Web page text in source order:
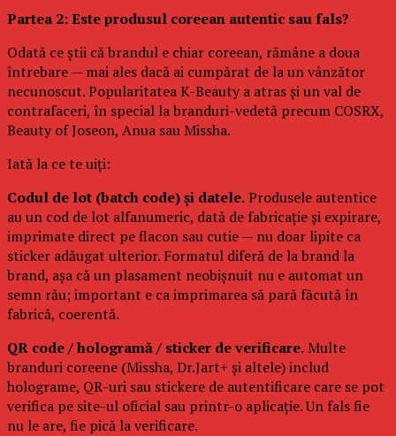
Partea 2: Este produsul coreean autentic sau fals?
Odată ce știi că brandul e chiar coreean, rămâne a doua
întrebare — mai ales dacă ai cumpărat de la un vânzător
necunoscut. Popularitatea K-Beauty a atras și un val de
contrafaceri, în special la branduri-vedetă precum COSRX,
Beauty of Joseon, Anua sau Missha.
Iată la ce te uiți:
Codul de lot (batch code) și datele.Produsele autentice
au un cod de lot alfanumeric, dată de fabricație și expirare,
imprimate direct pe flacon sau cutie — nu doar lipite ca
sticker adăugat ulterior. Formatul diferă de la brand la
brand, așa că un plasament neobișnuit nu e automat un
semn rău; important e ca imprimarea să pară făcută în
fabrică, coerentă.
QR code / hologramă / sticker de verificare.Multe
branduri coreene (Missha, Dr.Jart+ și altele) includ
holograme, QR-uri sau stickere de autentificare care se pot
verifica pe site-ul oficial sau printr-o aplicație. Un fals fie
nu le are, fie pică la verificare.